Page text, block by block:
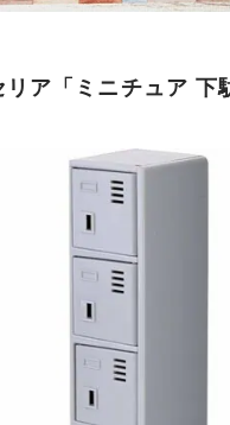
ア「ミニチュア 下